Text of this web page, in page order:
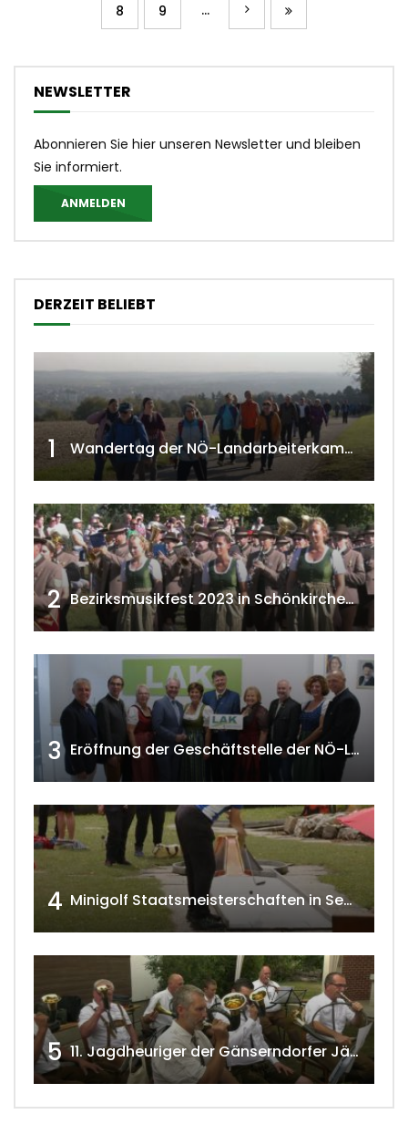
8 9 ...
NEWSLETTER
Abonnieren Sie hier unseren Newsletter und bleiben
Sie informiert.
ANMELDEN
DERZEIT BELIEBT
1 Wandertag der NÖ-Landarbeiterkammer in Hollabrunn 2024
2 Bezirksmusikfest 2023 in Schönkirchen-Reyersdorf
3 Eröffnung der Geschäftstelle der NÖ-Landarbeiterkammer in Mistelbach w4tv174
4 Minigolf Staatsmeisterschaften in Seefeld-Kadolz w4tv174
5 11. Jagdheuriger der Gänserndorfer Jäger 2020 w4tv166